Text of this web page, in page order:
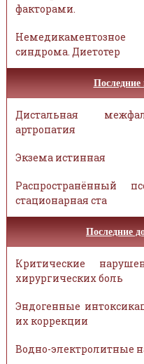
факторами.
Немедикаментозное
синдрома. Диетотер
Последние
Дистальная
артропатия
Экзема истинная
Распространённый
стационарная ста
Последние
Критические
хирургических боль
Эндогенные
их коррекции
Водно-электролитные